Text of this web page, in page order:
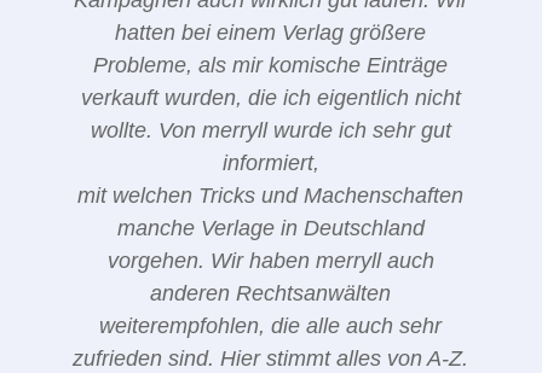
hatten bei einem Verlag größere
Probleme, als mir komische Einträge
verkauft wurden, die ich eigentlich nicht
wollte. Von merryll wurde ich sehr gut
informiert,
mit welchen Tricks und Machenschaften
manche Verlage in Deutschland
vorgehen. Wir haben merryll auch
anderen Rechtsanwälten
weiterempfohlen, die alle auch sehr
zufrieden sind. Hier stimmt alles von A-Z.